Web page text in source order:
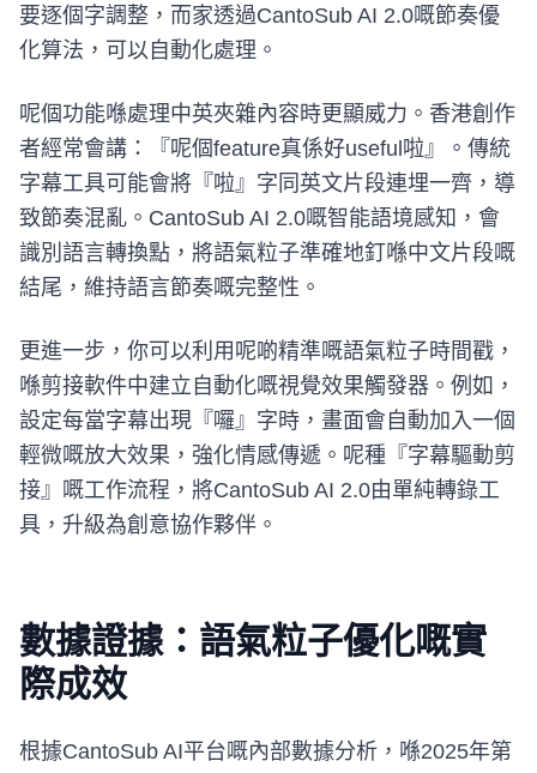
要逐個字調整，而家透過CantoSub AI 2.0嘅節奏優
化算法，可以自動化處理。
呢個功能喺處理中英夾雜內容時更顯威力。香港創作
者經常會講：『呢個feature真係好useful啦』。傳統
字幕工具可能會將『啦』字同英文片段連埋一齊，導
致節奏混亂。CantoSub AI 2.0嘅智能語境感知，會
識別語言轉換點，將語氣粒子準確地釘喺中文片段嘅
結尾，維持語言節奏嘅完整性。
更進一步，你可以利用呢啲精準嘅語氣粒子時間戳，
喺剪接軟件中建立自動化嘅視覺效果觸發器。例如，
設定每當字幕出現『囉』字時，畫面會自動加入一個
輕微嘅放大效果，強化情感傳遞。呢種『字幕驅動剪
接』嘅工作流程，將CantoSub AI 2.0由單純轉錄工
具，升級為創意協作夥伴。
數據證據：語氣粒子優化嘅實
際成效
根據CantoSub AI平台嘅內部數據分析，喺2025年第